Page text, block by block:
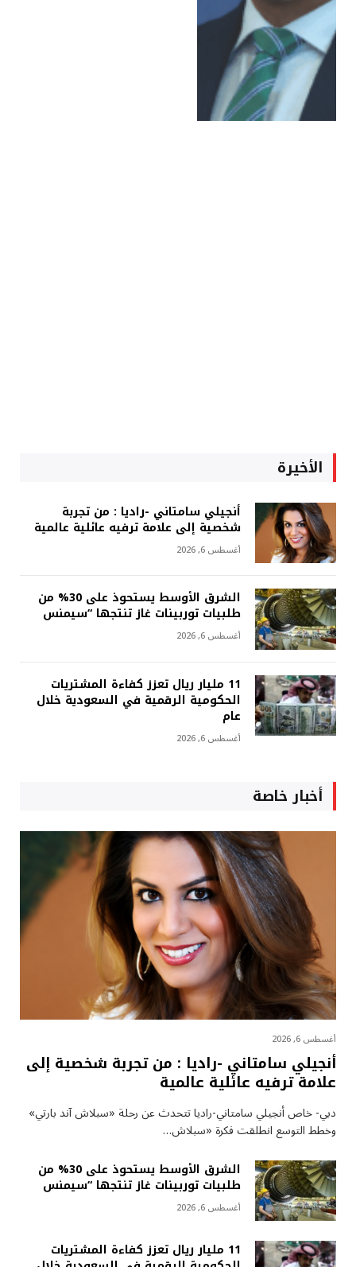
الأخيرة
أنجيلي سامتاني -راديا : من تجربة
شخصية إلى علامة ترفيه عائلية عالمية
أغسطس 6, 2026
الشرق الأوسط يستحوذ على 30% من
طلبيات توربينات غاز تنتجها “سيمنس
أغسطس 6, 2026
11 مليار ريال تعزز كفاءة المشتريات
الحكومية الرقمية في السعودية خلال
عام
أغسطس 6, 2026
أخبار خاصة
أغسطس 6, 2026
أنجيلي سامتاني -راديا : من تجربة شخصية إلى
علامة ترفيه عائلية عالمية
دبي- خاص أنجيلي سامتاني-راديا تتحدث عن رحلة «سبلاش آند بارتي»
وخطط التوسع انطلقت فكرة «سبلاش…
الشرق الأوسط يستحوذ على 30% من
طلبيات توربينات غاز تنتجها “سيمنس
أغسطس 6, 2026
11 مليار ريال تعزز كفاءة المشتريات